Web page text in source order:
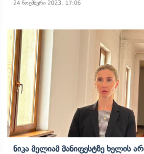
24 ნოემბერი 2023, 17:06
Ნიკა Მელიამ Მანიფესტზე Ხელის